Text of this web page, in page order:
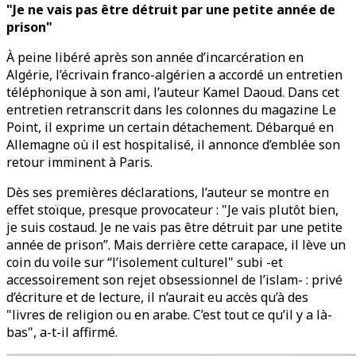
"Je ne vais pas être détruit par une petite année de
prison"
À peine libéré après son année d’incarcération en
Algérie, l’écrivain franco-algérien a accordé un entretien
téléphonique à son ami, l’auteur Kamel Daoud. Dans cet
entretien retranscrit dans les colonnes du magazine Le
Point, il exprime un certain détachement. Débarqué en
Allemagne où il est hospitalisé, il annonce d’emblée son
retour imminent à Paris.
Dès ses premières déclarations, l’auteur se montre en
effet stoïque, presque provocateur : "Je vais plutôt bien,
je suis costaud. Je ne vais pas être détruit par une petite
année de prison”. Mais derrière cette carapace, il lève un
coin du voile sur “l’isolement culturel" subi -et
accessoirement son rejet obsessionnel de l’islam- : privé
d’écriture et de lecture, il n’aurait eu accès qu’à des
"livres de religion ou en arabe. C’est tout ce qu’il y a là-
bas", a-t-il affirmé.